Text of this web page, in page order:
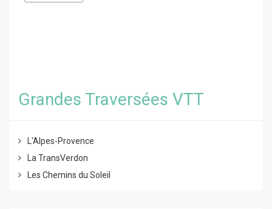
Grandes Traversées VTT
L'Alpes-Provence
La TransVerdon
Les Chemins du Soleil